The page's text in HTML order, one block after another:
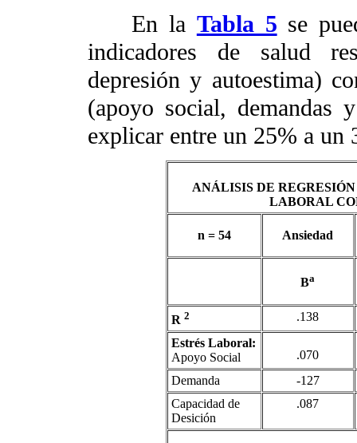
En la Tabla 5 se
indicadores de salud
depresión y autoestima)
(apoyo social, demandas
explicar entre un 25% a un
ANÁLISIS DE
LABORAL
n = 54 Ansiedad
Ba
R 2
.138
Estrés Laboral:
Apoyo Social
.070
Demanda
-127
Capacidad de
Desición
.087